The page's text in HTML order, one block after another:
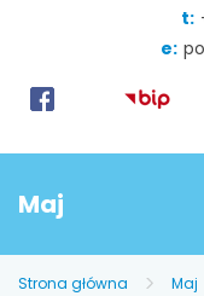
t:
e:
Maj
Strona główna Maj